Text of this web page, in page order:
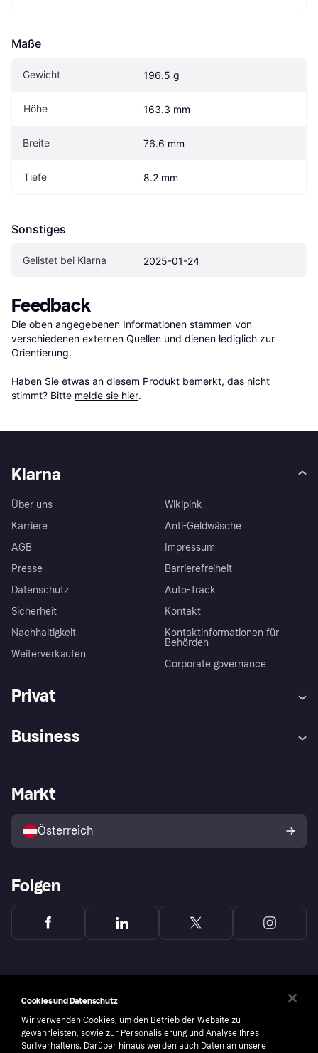
Maße
Gewicht 196.5 g
Höhe 163.3 mm
Breite 76.6 mm
Tiefe 8.2 mm
Sonstiges
Gelistet bei Klarna 2025-01-24
Feedback
Die oben angegebenen Informationen stammen von
verschiedenen externen Quellen und dienen lediglich zur
Orientierung.
Haben Sie etwas an diesem Produkt bemerkt, das nicht
stimmt? Bitte melde sie hier.
Klarna
Über uns
Karriere
AGB
Presse
Datenschutz
Sicherheit
Nachhaltigkeit
Weiterverkaufen
Wikipink
Anti-Geldwäsche
Impressum
Barrierefreiheit
Auto-Track
Kontakt
Kontaktinformationen für
Behörden
Corporate governance
Privat
Shops entdecken
Business
Händlerportal
Markt
Österreich
Folgen
Cookies und Datenschutz
Wir verwenden Cookies, um den Betrieb der Website zu
gewährleisten, sowie zur Personalisierung und Analyse Ihres
Surfverhaltens. Darüber hinaus werden auch Daten an unsere